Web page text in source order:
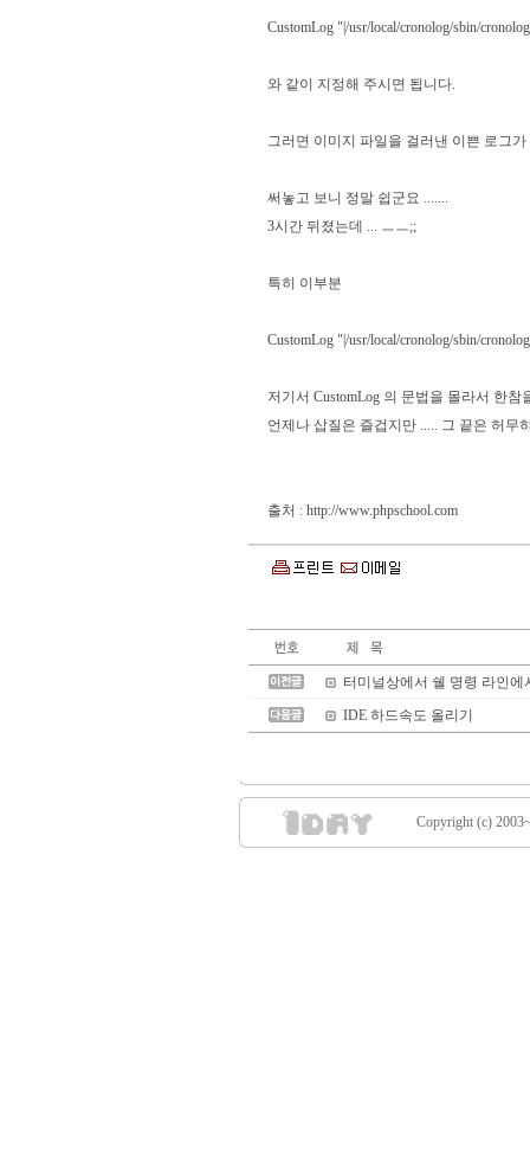
CustomLog "|/usr/local/cronolog/sbin/
와 같이 지정해 주시면 됩니다.
그러면 이미지 파일을 걸러낸 이쁜 로그
써놓고 보니 정말 쉽군요 .......
3시간 뒤졌는데 ... ㅡㅡ;;
특히 이부분
CustomLog "|/usr/local/cronolog/sbin/
저기서 CustomLog 의 문법을 몰라서 한참
언제나 삽질은 즐겁지만 ..... 그 끝은 허무
출처 : http://www.phpschool.com
터미널상에서 쉘 명령 라인에
IDE 하드속도 올리기
Copyright (c)